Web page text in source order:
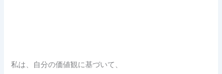
私は、自分の価値観に基づいて、